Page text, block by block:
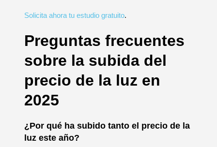
Solicita ahora tu estudio gratuito.
Preguntas frecuentes
sobre la subida del
precio de la luz en
2025
¿Por qué ha subido tanto el precio de la
luz este año?